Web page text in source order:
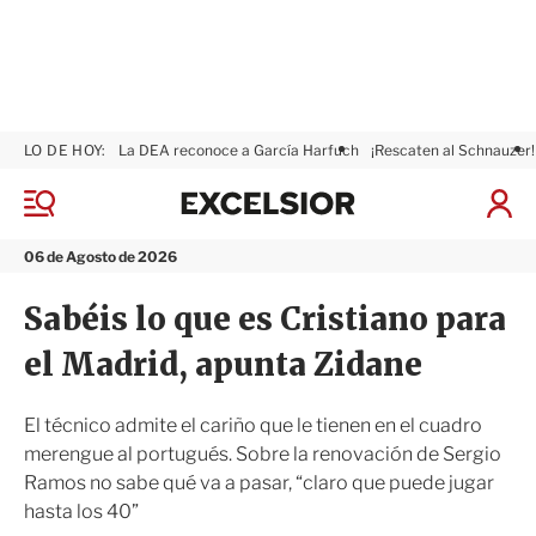
M
n
06 de Agosto de 2026
LO DE HOY: La DEA reconoce a García Harfuch ¡Rescaten al Schnauzer!
I
a
ó
x
s
i
o
r
Sabéis lo que es Cristiano para
el Madrid, apunta Zidane
El técnico admite el cariño que le tienen en el cuadro
merengue al portugués. Sobre la renovación de Sergio
Ramos no sabe qué va a pasar, “claro que puede jugar
hasta los 40”